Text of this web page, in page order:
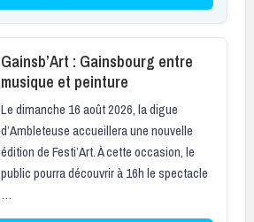
Gainsb’Art : Gainsbourg entre
musique et peinture
Le dimanche 16 août 2026, la digue
d’Ambleteuse accueillera une nouvelle
édition de Festi’Art. À cette occasion, le
public pourra découvrir à 16h le spectacle
…